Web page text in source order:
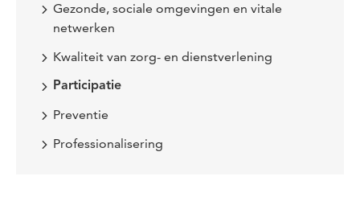
Gezonde, sociale omgevingen en vitale
netwerken
Kwaliteit van zorg- en dienstverlening
Participatie
Preventie
Professionalisering